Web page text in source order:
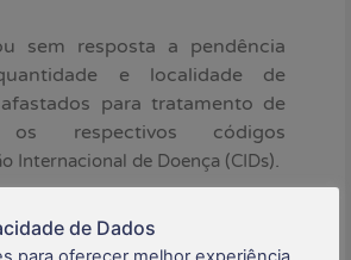
sem resposta a pendência
e localidade de
para tratamento de
respectivos códigos
Internacional de Doença (CIDs).
saber das identidades das
de casos específicos.
de Dados